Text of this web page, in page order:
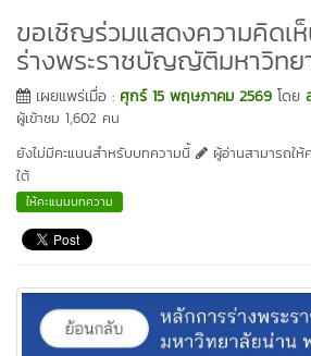
ขอเชิญร่วมแสดงความคิดเ
ร่างพระราชบัญญัติมหาวิทย
เผยแพร่เมื่อ : ศุกร์ 15 พฤษภาคม 2569 โดย
ผู้เข้าชม 1,602 คน
ยังไม่มีคะแนนสำหรับบทความนี้
ผู้อ่านสามารถใ
ใต้
ให้คะแนนบทความ